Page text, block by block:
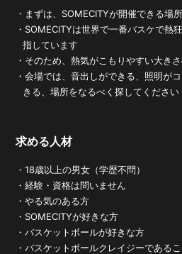
・まずは、SOMECITYが開催できる場
・SOMECITYは世界で一番バスケで熱
指しています
・そのため、熱気がこもりやすい大き
・会場では、音出しができる、照明が
きる、場所をなるべく探してください
求める人材
・18歳以上の男女（学歴不問）
・経験・資格は問いません
・やる気のある方
・SOMECITYが好きな方
・バスケットボールが好きな方
・バスケットボールクレイジーであるこ